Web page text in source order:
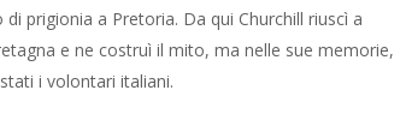
prigionia a Pretoria. Da qui Churchill riuscì a
e ne costruì il mito, ma nelle sue memorie,
i volontari italiani.